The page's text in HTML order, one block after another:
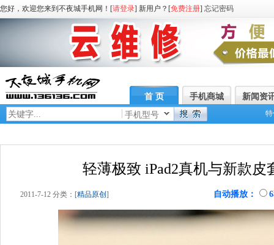
您好，欢迎您来到不夜城手机网！[请登录] 新用户？[免费注册] 忘记密码
首 页 手机商城
新闻资
手机型号
轻薄极致 iPad2真机与新款皮
2011-7-12 分类：[精品原创 ] 自动播放：